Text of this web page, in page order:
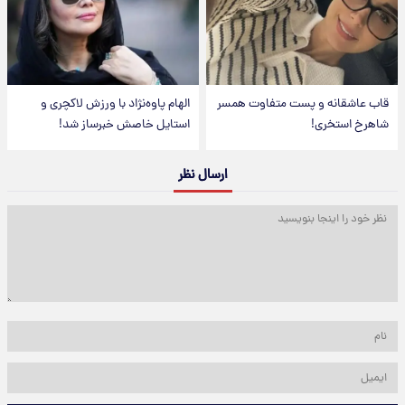
قاب عاشقانه و پست متفاوت همسر
شاهرخ استخری!
الهام پاوه‌نژاد با ورزش لاکچری و
استایل خاصش خبرساز شد!
ارسال نظر